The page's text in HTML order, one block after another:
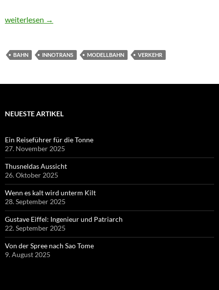
Modellbahnen auf der InnoTrans
weiterlesen →
BAHN INNOTRANS MODELLBAHN VERKEHR
NEUESTE ARTIKEL
Ein Reiseführer für die Tonne
27. November 2025
Thusneldas Aussicht
26. Oktober 2025
Wenn es kalt wird unterm Kilt
28. September 2025
Gustave Eiffel: Ingenieur und Patriarch
22. September 2025
Von der Spree nach Sao Tome
9. August 2025